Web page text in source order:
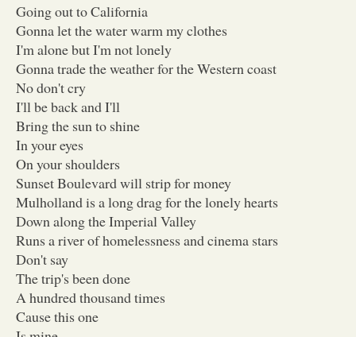
Going out to California
Gonna let the water warm my clothes
I'm alone but I'm not lonely
Gonna trade the weather for the Western coast
No don't cry
I'll be back and I'll
Bring the sun to shine
In your eyes
On your shoulders
Sunset Boulevard will strip for money
Mulholland is a long drag for the lonely hearts
Down along the Imperial Valley
Runs a river of homelessness and cinema stars
Don't say
The trip's been done
A hundred thousand times
Cause this one